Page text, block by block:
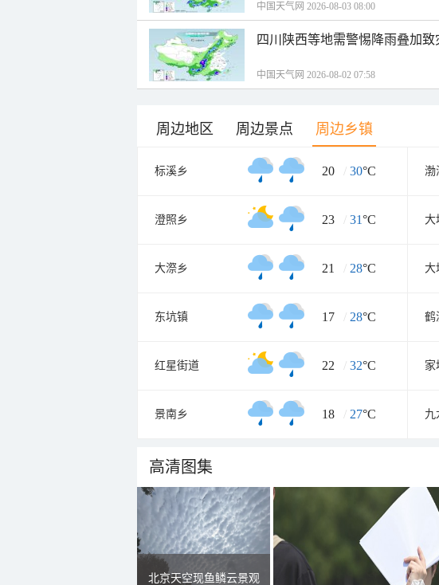
中国天气网 2026-08-03 08:00
四川陕西等地需警惕降雨叠加
中国天气网 2026-08-02 07:58
周边地区 周边景点 周边乡镇
标溪乡 20 / 30°C 渤
澄照乡 23 / 31°C 大
大漈乡 21 / 28°C 大
东坑镇 17 / 28°C 鹤
红星街道 22 / 32°C 家
景南乡 18 / 27°C 九
高清图集
北京天空现鱼鳞云景观